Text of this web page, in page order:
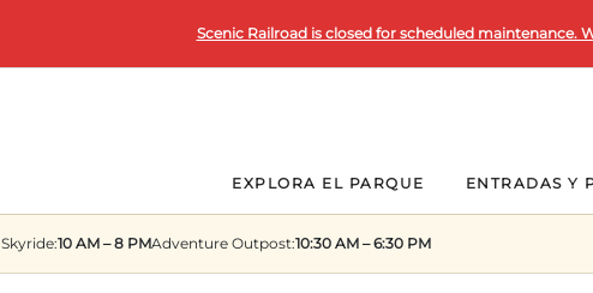
Scenic Railroad is closed for scheduled maintenance.
EXPLORA EL PARQUE ENTRADAS Y
Skyride:10 AM – 8 PMAdventure Outpost:10:30 AM – 6:30 PM